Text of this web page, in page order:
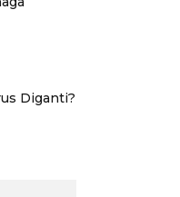
Diganti?